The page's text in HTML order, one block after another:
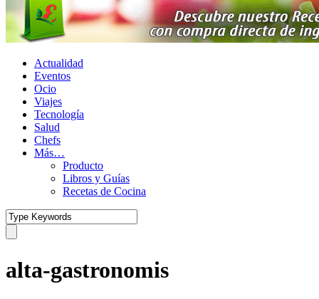
Actualidad
Eventos
Ocio
Viajes
Tecnología
Salud
Chefs
Más…
Producto
Libros y Guías
Recetas de Cocina
alta-gastronomis